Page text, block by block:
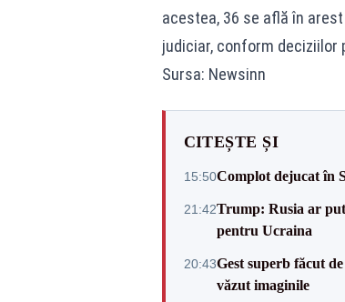
acestea, 36 se află în
judiciar, conform
Sursa: Newsinn
CITEȘTE ȘI
15:50Complot dejucat în
21:42Trump: Rusia ar
pentru Ucraina
20:43Gest superb făcut
văzut imaginile